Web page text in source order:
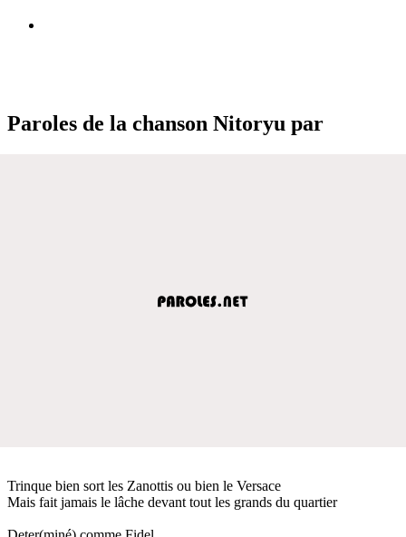
Paroles de la chanson Nitoryu par
Trinque bien sort les Zanottis ou bien le Versace
Mais fait jamais le lâche devant tout les grands du quartier